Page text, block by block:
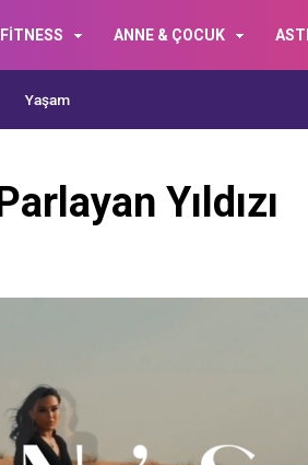
ANNE & ÇOCUK
Yaşam
Yıldızı